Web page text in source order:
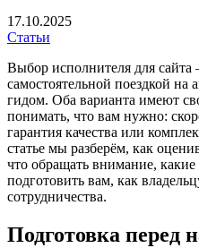
17.10.2025
Статьи
Выбор исполнителя для
самостоятельной поездкой на
гидом. Оба варианта имеют
понимать, что вам нужно:
гарантия качества или
статье мы разберём, как
что обращать внимание, какие
подготовить вам, как
сотрудничества.
Подготовка перед